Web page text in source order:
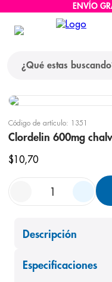
ENVÍO
Código de artículo: 1351
Clordelin 600mg
$10,70
Descripción
Especificaciones
términos más
1. protector solar
2.
3. eucerin
cerave
6. bioderma
shampoo